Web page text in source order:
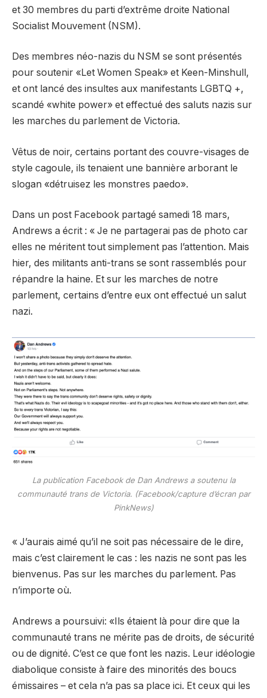
et 30 membres du parti d’extrême droite National
Socialist Mouvement (NSM).
Des membres néo-nazis du NSM se sont présentés
pour soutenir «Let Women Speak» et Keen-Minshull,
et ont lancé des insultes aux manifestants LGBTQ +,
scandé «white power» et effectué des saluts nazis sur
les marches du parlement de Victoria.
Vêtus de noir, certains portant des couvre-visages de
style cagoule, ils tenaient une bannière arborant le
slogan «détruisez les monstres paedo».
Dans un post Facebook partagé samedi 18 mars,
Andrews a écrit : « Je ne partagerai pas de photo car
elles ne méritent tout simplement pas l’attention. Mais
hier, des militants anti-trans se sont rassemblés pour
répandre la haine. Et sur les marches de notre
parlement, certains d’entre eux ont effectué un salut
nazi.
La publication Facebook de Dan Andrews a soutenu la
communauté trans de Victoria. (Facebook/capture d’écran par
PinkNews)
« J’aurais aimé qu’il ne soit pas nécessaire de le dire,
mais c’est clairement le cas : les nazis ne sont pas les
bienvenus. Pas sur les marches du parlement. Pas
n’importe où.
Andrews a poursuivi: «Ils étaient là pour dire que la
communauté trans ne mérite pas de droits, de sécurité
ou de dignité. C’est ce que font les nazis. Leur idéologie
diabolique consiste à faire des minorités des boucs
émissaires – et cela n’a pas sa place ici. Et ceux qui les